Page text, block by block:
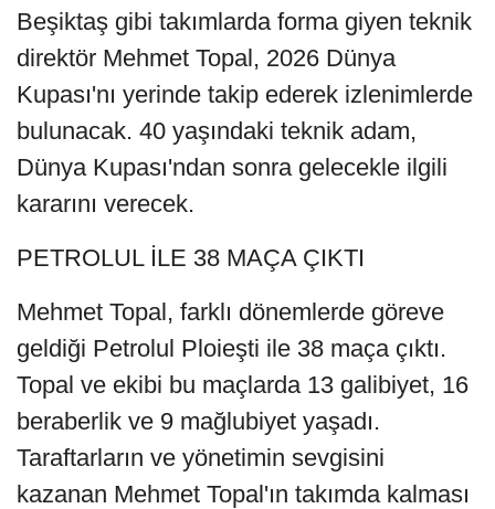
Beşiktaş gibi takımlarda forma giyen teknik
direktör Mehmet Topal, 2026 Dünya
Kupası'nı yerinde takip ederek izlenimlerde
bulunacak. 40 yaşındaki teknik adam,
Dünya Kupası'ndan sonra gelecekle ilgili
kararını verecek.
PETROLUL İLE 38 MAÇA ÇIKTI
Mehmet Topal, farklı dönemlerde göreve
geldiği Petrolul Ploieşti ile 38 maça çıktı.
Topal ve ekibi bu maçlarda 13 galibiyet, 16
beraberlik ve 9 mağlubiyet yaşadı.
Taraftarların ve yönetimin sevgisini
kazanan Mehmet Topal'ın takımda kalması